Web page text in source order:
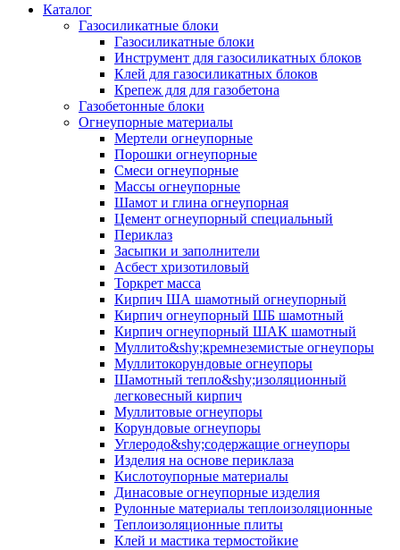
Каталог
Газосиликатные блоки
Газосиликатные блоки
Инструмент для газосиликатных блоков
Клей для газосиликатных блоков
Крепеж для для газобетона
Газобетонные блоки
Огнеупорные материалы
Мертели огнеупорные
Порошки огнеупорные
Смеси огнеупорные
Массы огнеупорные
Шамот и глина огнеупорная
Цемент огнеупорный специальный
Периклаз
Засыпки и заполнители
Асбест хризотиловый
Торкрет масса
Кирпич ША шамотный огнеупорный
Кирпич огнеупорный ШБ шамотный
Кирпич огнеупорный ШАК шамотный
Муллито&shy;­кремнеземистые огнеупоры
Муллито­корундовые огнеупоры
Шамотный тепло&shy;изоляционный
легковесный кирпич
Муллитовые огнеупоры
Корундовые огнеупоры
Углеродо&shy;содержащие огнеупоры
Изделия на основе периклаза
Кислотоупорные материалы
Динасовые огнеупорные изделия
Рулонные материалы теплоизоляционные
Тепло­изоляционные плиты
Клей и мастика термостойкие